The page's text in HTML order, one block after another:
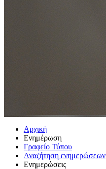
Αρχική
Ενημέρωση
Γραφείο Τύπου
Αναζήτηση ενημερώσεων
Ενημερώσεις